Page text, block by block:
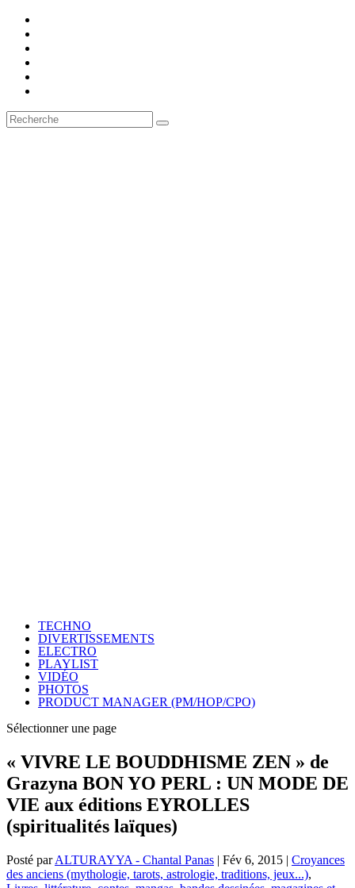
TECHNO
DIVERTISSEMENTS
ELECTRO
PLAYLIST
VIDÉO
PHOTOS
PRODUCT MANAGER (PM/HOP/CPO)
Sélectionner une page
« VIVRE LE BOUDDHISME ZEN » de
Grazyna BON YO PERL : UN MODE DE
VIE aux éditions EYROLLES
(spiritualités laïques)
Posté parALTURAYYA - Chantal Panas | Fév 6, 2015 | Croyances
des anciens (mythologie, tarots, astrologie, traditions, jeux...),